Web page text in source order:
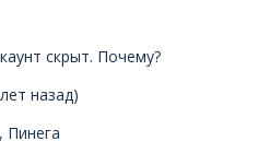
скрыт. Почему?
назад)
Пинега